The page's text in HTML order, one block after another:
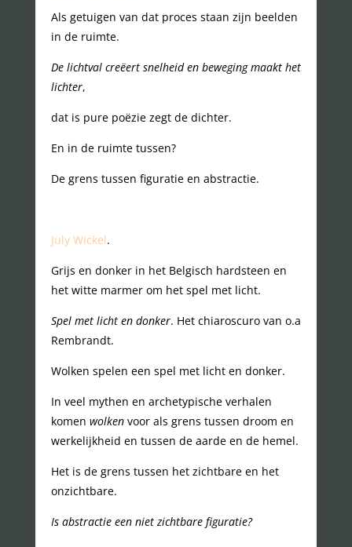
Als getuigen van dat proces staan zijn beelden
in de ruimte.
De lichtval creëert snelheid en beweging maakt het
lichter,
dat is pure poëzie zegt de dichter.
En in de ruimte tussen?
De grens tussen figuratie en abstractie.
July Wickel.
Grijs en donker in het Belgisch hardsteen en
het witte marmer om het spel met licht.
Spel met licht en donker. Het chiaroscuro van o.a
Rembrandt.
Wolken spelen een spel met licht en donker.
In veel mythen en archetypische verhalen
komen wolkenvoor als grens tussen droom en
werkelijkheid en tussen de aarde en de hemel.
Het is de grens tussen het zichtbare en het
onzichtbare.
Is abstractie een niet zichtbare figuratie?